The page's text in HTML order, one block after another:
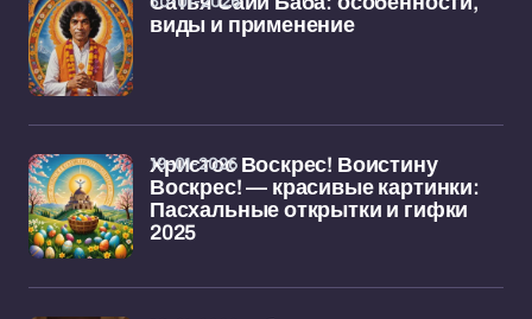
виды и применение
Христос Воскрес! Воистину
Воскрес! — красивые картинки:
Пасхальные открытки и гифки
2025
19-01-2026